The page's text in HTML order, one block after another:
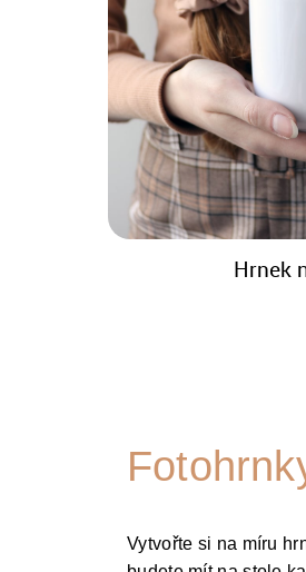
Hrnek
Vytvořte si na míru